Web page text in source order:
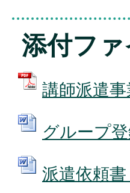
添付フ
講師派遣
グループ
派遣依頼